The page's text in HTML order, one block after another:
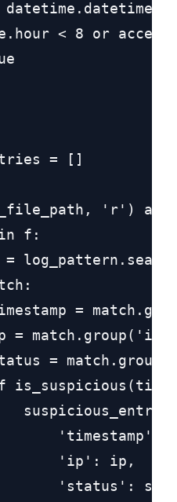
< 8 or
= []
'r') as
f:
=
=
=
'timestamp':
'ip': ip,
'status':